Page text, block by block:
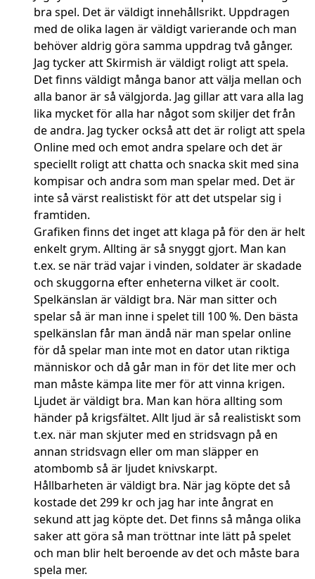
bra spel. Det är väldigt innehållsrikt. Uppdragen
med de olika lagen är väldigt varierande och man
behöver aldrig göra samma uppdrag två gånger.
Jag tycker att Skirmish är väldigt roligt att spela.
Det finns väldigt många banor att välja mellan och
alla banor är så välgjorda. Jag gillar att vara alla lag
lika mycket för alla har något som skiljer det från
de andra. Jag tycker också att det är roligt att spela
Online med och emot andra spelare och det är
speciellt roligt att chatta och snacka skit med sina
kompisar och andra som man spelar med. Det är
inte så värst realistiskt för att det utspelar sig i
framtiden.
Grafiken finns det inget att klaga på för den är helt
enkelt grym. Allting är så snyggt gjort. Man kan
t.ex. se när träd vajar i vinden, soldater är skadade
och skuggorna efter enheterna vilket är coolt.
Spelkänslan är väldigt bra. När man sitter och
spelar så är man inne i spelet till 100 %. Den bästa
spelkänslan får man ändå när man spelar online
för då spelar man inte mot en dator utan riktiga
människor och då går man in för det lite mer och
man måste kämpa lite mer för att vinna krigen.
Ljudet är väldigt bra. Man kan höra allting som
händer på krigsfältet. Allt ljud är så realistiskt som
t.ex. när man skjuter med en stridsvagn på en
annan stridsvagn eller om man släpper en
atombomb så är ljudet knivskarpt.
Hållbarheten är väldigt bra. När jag köpte det så
kostade det 299 kr och jag har inte ångrat en
sekund att jag köpte det. Det finns så många olika
saker att göra så man tröttnar inte lätt på spelet
och man blir helt beroende av det och måste bara
spela mer.